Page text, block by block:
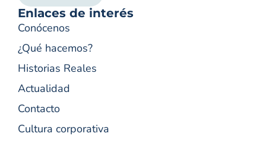
Enlaces de interés
Conócenos
¿Qué hacemos?
Historias Reales
Actualidad
Contacto
Cultura corporativa